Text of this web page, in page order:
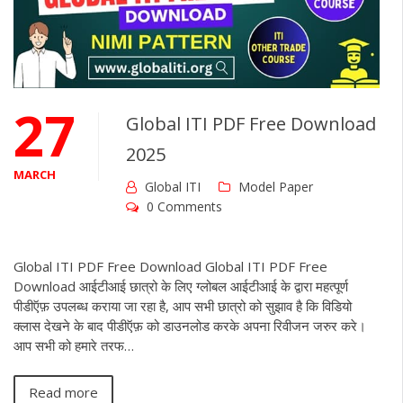
27
MARCH
Global ITI PDF Free Download
2025
Global ITI
Model Paper
0 Comments
Global ITI PDF Free Download Global ITI PDF Free
Download आईटीआई छात्रो के लिए ग्लोबल आईटीआई के द्वारा महत्पूर्ण
पीडीऍफ़ उपलब्ध कराया जा रहा है, आप सभी छात्रो को सुझाव है कि विडियो
क्लास देखने के बाद पीडीऍफ़ को डाउनलोड करके अपना रिवीजन जरुर करे।
आप सभी को हमारे तरफ…
Read more